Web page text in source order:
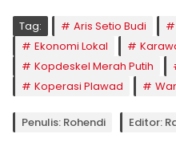
Tag: Aris Setio Budi
Ekonomi Lokal
Kopdeskel Merah Putih
Koperasi Plawad
Penulis: Rohendi Editor: